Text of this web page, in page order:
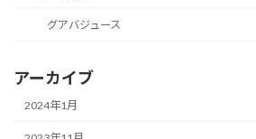
グアバジュース
アーカイブ
2024年1月